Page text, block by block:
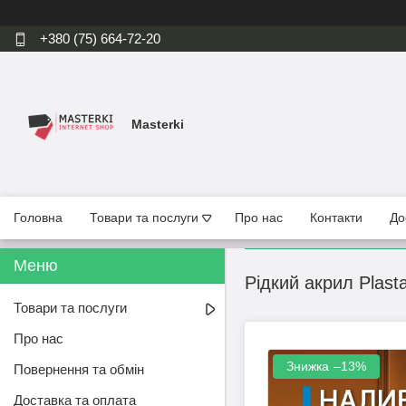
+380 (75) 664-72-20
Masterki
Головна Товари та послуги Про нас Контакти
Рідкий акрил
–13%
Товари та послуги
Про нас
Повернення та обмін
Доставка та оплата